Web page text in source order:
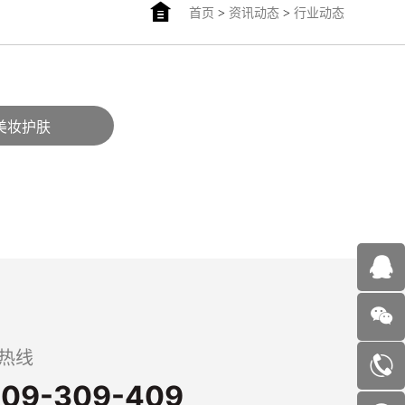
首页 > 资讯动态> 行业动态
妆护肤
线
309-409